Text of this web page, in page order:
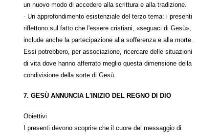
un nuovo modo di accedere alla scrittura e alla tradizione.
- Un approfondimento esistenziale del terzo tema: i presenti
riflettono sul fatto che l'essere cristiani, «seguaci di Gesù»,
include anche la partecipazione alla sofferenza e alla morte.
Essi potrebbero, per associazione, ricercare delle situazioni
di vita dove hanno afferrato meglio questa dimensione della
condivisione della sorte di Gesù.
7. GESÙ ANNUNCIA L'INIZIO DEL REGNO DI DIO
Obiettivi
I presenti devono scoprire che il cuore del messaggio di